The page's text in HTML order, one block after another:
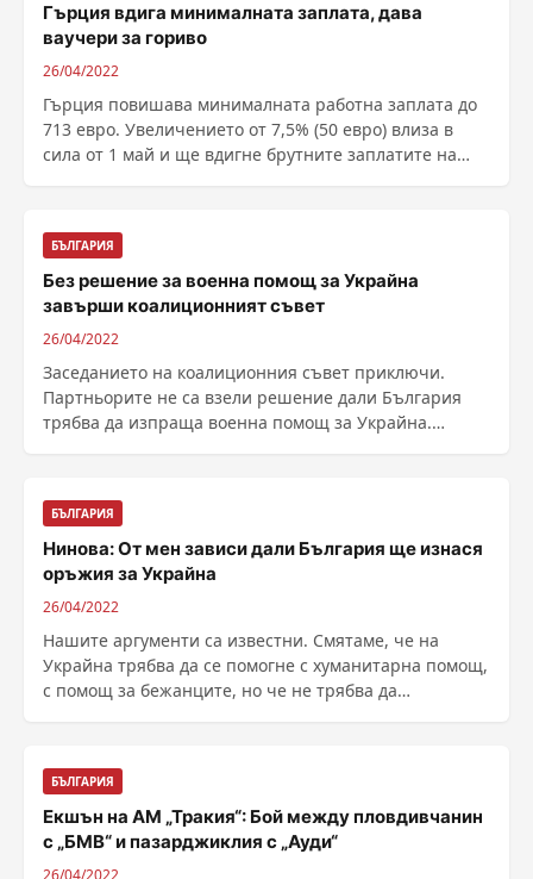
Гърция вдига минималната заплата, дава
ваучери за гориво
26/04/2022
Гърция повишава минималната работна заплата до
713 евро. Увеличението от 7,5% (50 евро) влиза в
сила от 1 май и ще вдигне брутните заплатите на
БЪЛГАРИЯ
Без решение за военна помощ за Украйна
завърши коалиционният съвет
26/04/2022
Заседанието на коалиционния съвет приключи.
Партньорите не са взели решение дали България
трябва да изпраща военна помощ за Украйна.
БЪЛГАРИЯ
Нинова: Oт мен зависи дали България ще изнася
оръжия за Украйна
26/04/2022
Нашите аргументи са известни. Смятаме, че на
Украйна трябва да се помогне с хуманитарна помощ,
с помощ за бежанците, но че не трябва да
БЪЛГАРИЯ
Екшън на АМ „Тракия“: Бой между пловдивчанин
с „БМВ“ и пазарджиклия с „Ауди“
26/04/2022